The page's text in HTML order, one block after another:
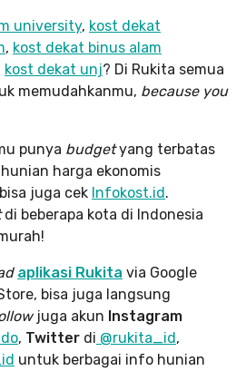
university, kost dekat
, kost dekat binus alam
kost dekat unj? Di Rukita semua
memudahkanmu, because you
punya budgetyang terbatas
harga ekonomis
juga cek Infokost.id.
di beberapa kota di Indonesia
aplikasi Rukita via Google
bisa juga langsung
juga akun Instagram
, Twitter di @rukita_id,
untuk berbagai info hunian